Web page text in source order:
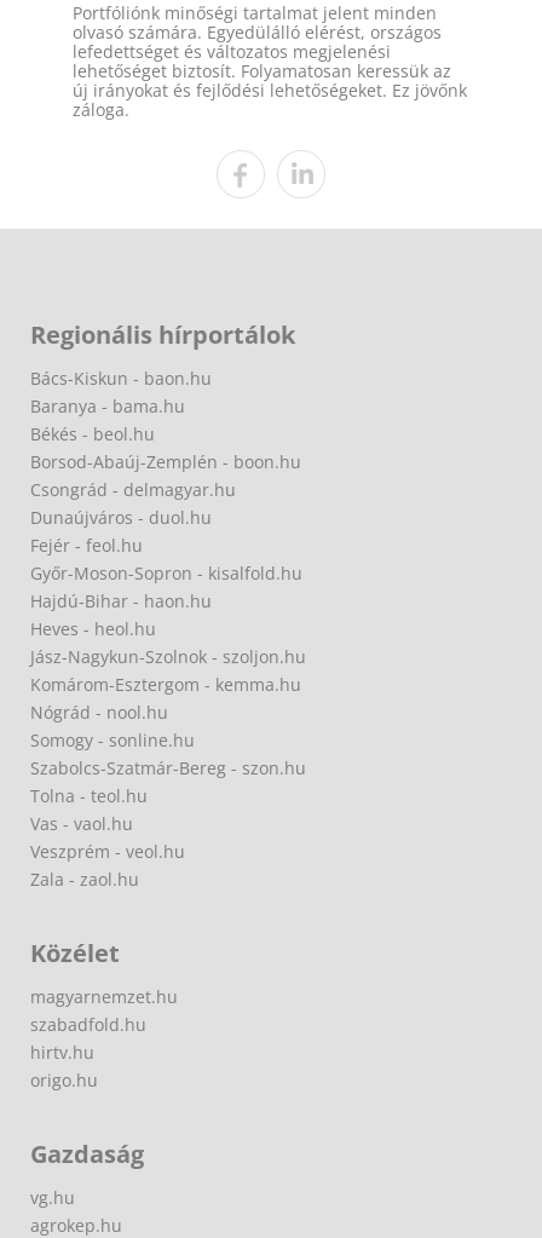
Portfóliónk minőségi tartalmat jelent minden
olvasó számára. Egyedülálló elérést, országos
lefedettséget és változatos megjelenési
lehetőséget biztosít. Folyamatosan keressük az
új irányokat és fejlődési lehetőségeket. Ez jövőnk
záloga.
Regionális hírportálok
Bács-Kiskun - baon.hu
Baranya - bama.hu
Békés - beol.hu
Borsod-Abaúj-Zemplén - boon.hu
Csongrád - delmagyar.hu
Dunaújváros - duol.hu
Fejér - feol.hu
Győr-Moson-Sopron - kisalfold.hu
Hajdú-Bihar - haon.hu
Heves - heol.hu
Jász-Nagykun-Szolnok - szoljon.hu
Komárom-Esztergom - kemma.hu
Nógrád - nool.hu
Somogy - sonline.hu
Szabolcs-Szatmár-Bereg - szon.hu
Tolna - teol.hu
Vas - vaol.hu
Veszprém - veol.hu
Zala - zaol.hu
Közélet
magyarnemzet.hu
szabadfold.hu
hirtv.hu
origo.hu
Gazdaság
vg.hu
agrokep.hu